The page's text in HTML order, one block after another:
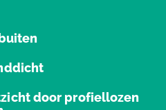
door profiellozen